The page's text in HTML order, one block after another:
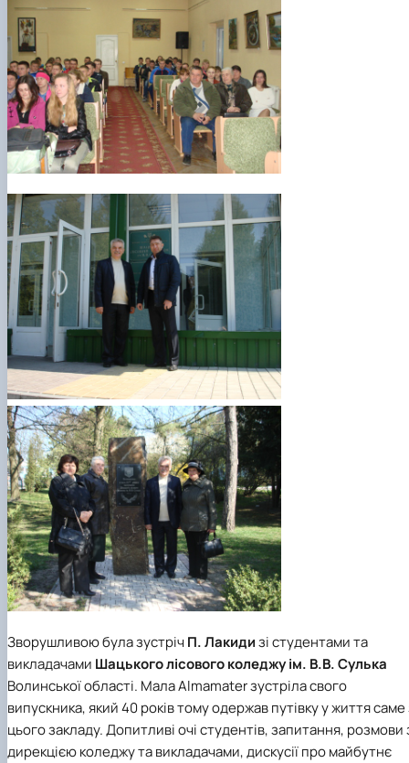
Зворушливою була зустрічП. Лакидизі студентами та
викладачами Шацького лісового коледжу ім. В.В. Сулька
Волинської області. Мала Almamater зустріла свого
випускника, який 40 років тому одержав путівку у життя саме
цього закладу. Допитливі очі студентів, запитання, розмови
дирекцією коледжу та викладачами, дискусії про майбутнє